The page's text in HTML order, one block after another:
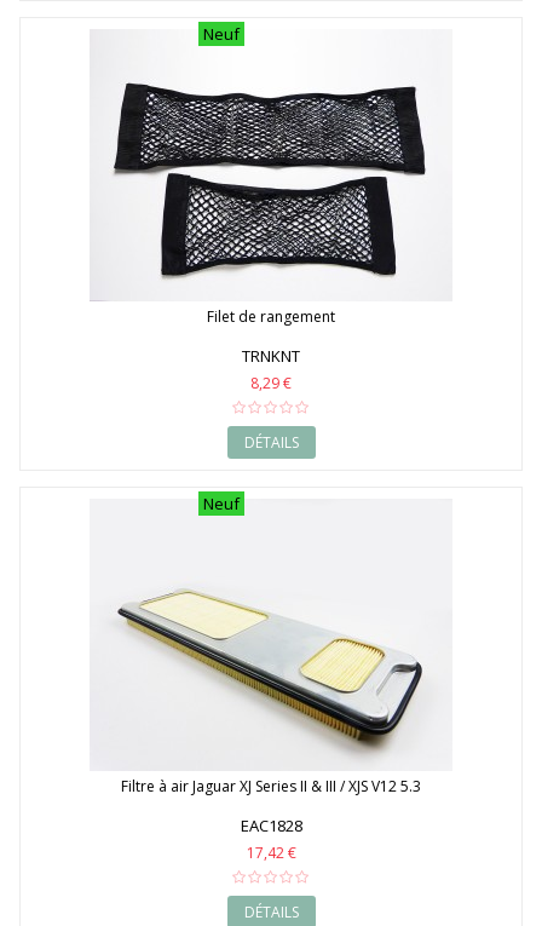
Neuf
Filet de rangement
TRNKNT
8,29 €
DÉTAILS
Neuf
Filtre à air Jaguar XJ Series II & III / XJS V12 5.3
EAC1828
17,42 €
DÉTAILS